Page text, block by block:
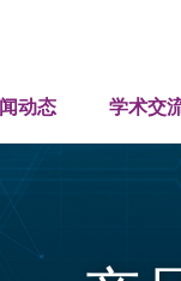
健康医疗大数据研
部法治大数据与智
省智能工业孪生与
省科技专家工作站
动态
聚焦
刊物
视频
学术交
学术报告
学生培